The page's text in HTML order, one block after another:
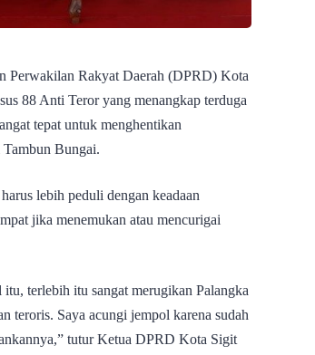
Perwakilan Rakyat Daerah (DPRD) Kota
88 Anti Teror yang menangkap terduga
tepat untuk menghentikan
Bungai.
lebih peduli dengan keadaan
jika menemukan atau mencurigai
terlebih itu sangat merugikan Palangka
teroris. Saya acungi jempol karena sudah
tutur Ketua DPRD Kota Sigit